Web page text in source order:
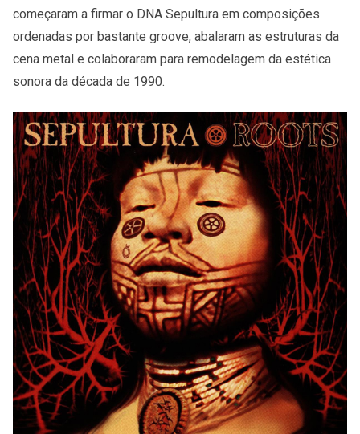
começaram a firmar o DNA Sepultura em composições
ordenadas por bastante groove, abalaram as estruturas da
cena metal e colaboraram para remodelagem da estética
sonora da década de 1990.